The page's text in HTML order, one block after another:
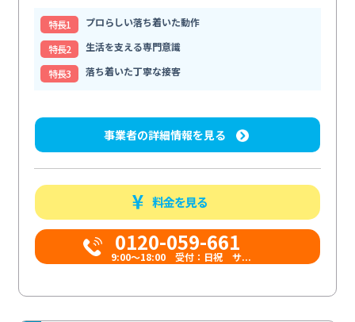
特⻑1
プロらしい落ち着いた動作
特⻑2
生活を支える専門意識
特⻑3
落ち着いた丁寧な接客
事業者の詳細情報を見る
料金を見る
0120-059-661
9:00〜18:00 受付：日祝 サ...